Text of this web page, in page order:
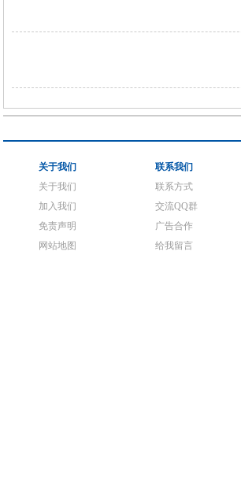
关于我们
关于我们
加入我们
免责声明
网站地图
联系我们
联系方式
交流QQ群
广告合作
给我留言